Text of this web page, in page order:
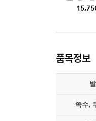
품목정보
쪽수,